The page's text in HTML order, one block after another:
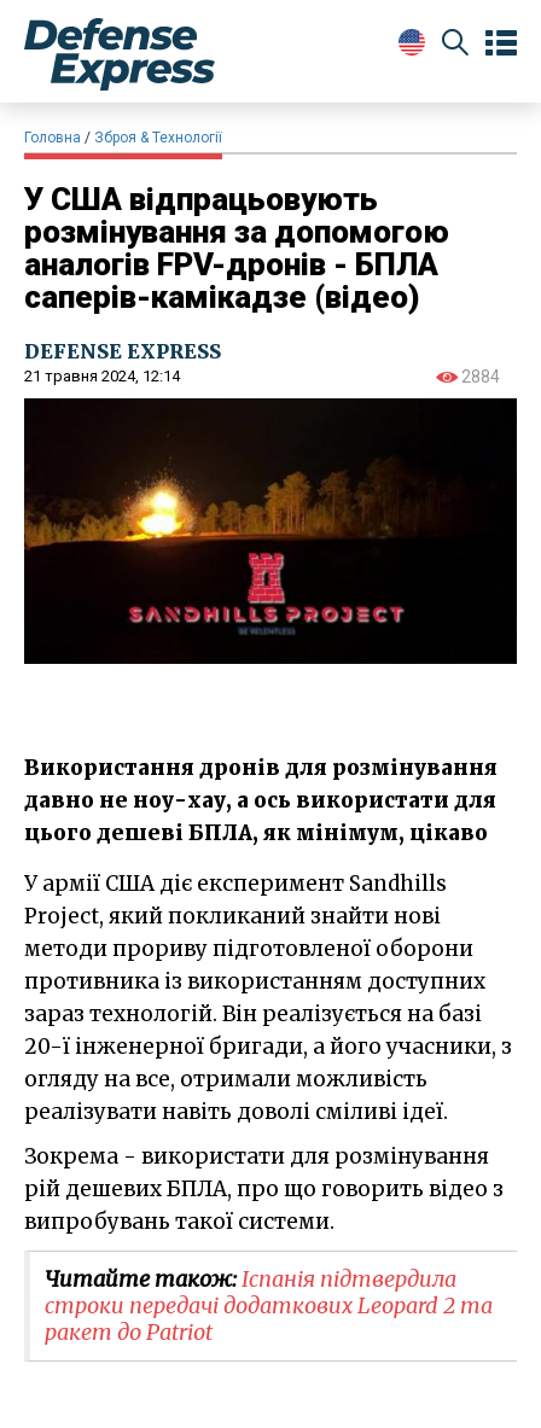
Головна Зброя & Технології
У США відпрацьовують
розмінування за допомогою
аналогів FPV-дронів - БПЛА
саперів-камікадзе (відео)
DEFENSE EXPRESS
21 травня 2024, 12:14 2884
Використання дронів для розмінування
давно не ноу-хау, а ось використати для
цього дешеві БПЛА, як мінімум, цікаво
У армії США діє експеримент Sandhills
Project, який покликаний знайти нові
методи прориву підготовленої оборони
противника із використанням доступних
зараз технологій. Він реалізується на базі
20-ї інженерної бригади, а його учасники, з
огляду на все, отримали можливість
реалізувати навіть доволі сміливі ідеї.
Зокрема - використати для розмінування
рій дешевих БПЛА, про що говорить відео з
випробувань такої системи.
Читайте також:Іспанія підтвердила
строки передачі додаткових Leopard 2 та
ракет до Patriot